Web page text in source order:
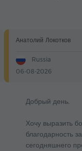
Анатолий Локотков
Russia
06-08-2026
Добрый день.
Хочу выразить
благодарность
сегодняшнего